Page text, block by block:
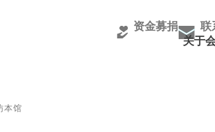
资金募捐 联
关于
本馆